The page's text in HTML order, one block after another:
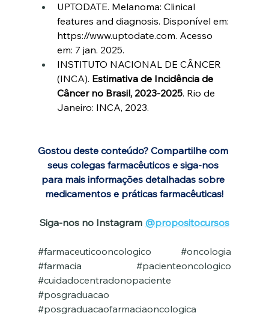
UPTODATE. Melanoma: Clinical
features and diagnosis. Disponível em:
https://www.uptodate.com. Acesso
em: 7 jan. 2025.
INSTITUTO NACIONAL DE CÂNCER
(INCA). Estimativa de Incidência de
Câncer no Brasil, 2023-2025. Rio de
Janeiro: INCA, 2023.
Gostou deste conteúdo? Compartilhe com
seus colegas farmacêuticos e siga-nos
para mais informações detalhadas sobre
medicamentos e práticas farmacêuticas!
Siga-nos no Instagram @propositocursos
#farmaceuticooncologico
#oncologia
#farmacia
#pacienteoncologico
#cuidadocentradonopaciente
#posgraduacao
#posgraduacaofarmaciaoncologica